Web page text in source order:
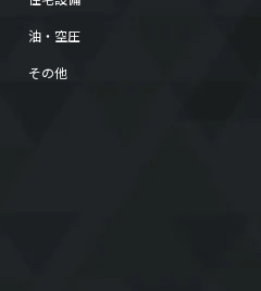
油・空圧
その他